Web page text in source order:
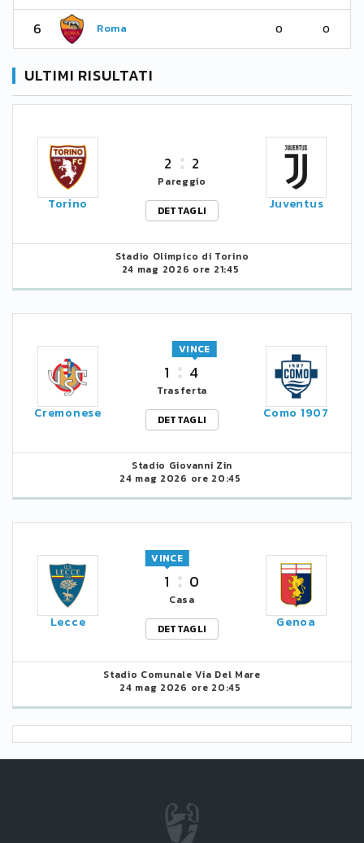
6 Roma 0 0
ULTIMI RISULTATI
Torino
2 2
Pareggio
DETTAGLI
Juventus
Stadio Olimpico di Torino
24 mag 2026 ore 21:45
Cremonese
1 4
VINCE
Trasferta
DETTAGLI
Como 1907
Stadio Giovanni Zin
24 mag 2026 ore 20:45
Lecce
1
VINCE
0
Casa
DETTAGLI
Genoa
Stadio Comunale Via Del Mare
24 mag 2026 ore 20:45